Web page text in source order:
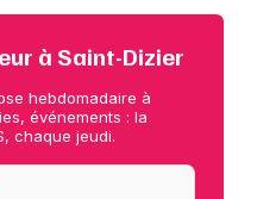
à Saint-Dizier
hebdomadaire à
événements : la
chaque jeudi.